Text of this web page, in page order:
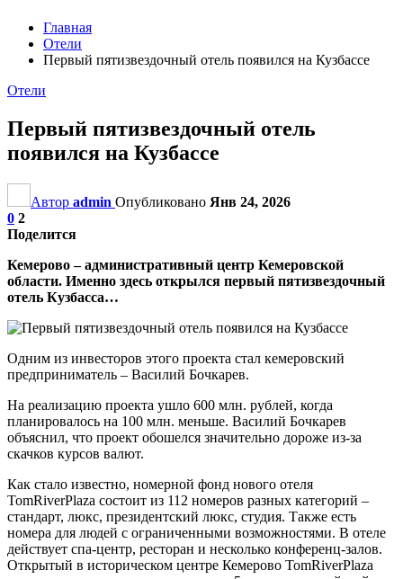
Главная
Отели
Первый пятизвездочный отель появился на Кузбассе
Отели
Первый пятизвездочный отель
появился на Кузбассе
Автор admin Опубликовано Янв 24, 2026
0 2
Поделится
Кемерово – административный центр Кемеровской
области. Именно здесь открылся первый пятизвездочный
отель Кузбасса…
Одним из инвесторов этого проекта стал кемеровский
предприниматель – Василий Бочкарев.
На реализацию проекта ушло 600 млн. рублей, когда
планировалось на 100 млн. меньше. Василий Бочкарев
объяснил, что проект обошелся значительно дороже из-за
скачков курсов валют.
Как стало известно, номерной фонд нового отеля
TomRiverPlaza состоит из 112 номеров разных категорий –
стандарт, люкс, президентский люкс, студия. Также есть
номера для людей с ограниченными возможностями. В отеле
действует спа-центр, ресторан и несколько конференц-залов.
Открытый в историческом центре Кемерово TomRiverPlaza